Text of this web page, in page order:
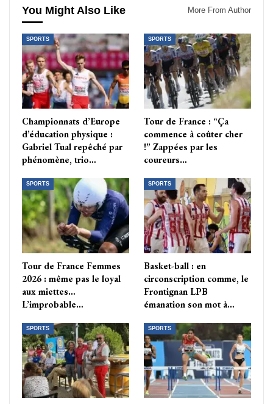
You Might Also Like More From Author
SPORTS
Championnats d’Europe
d’éducation physique :
Gabriel Tual repêché par
phénomène, trio…
SPORTS
Tour de France : “Ça
commence à coûter cher
!” Zappées par les
coureurs…
SPORTS
Tour de France Femmes
2026 : même pas le loyal
aux miettes…
L’improbable…
SPORTS
Basket-ball : en
circonscription comme, le
Frontignan LPB
émanation son mot à…
SPORTS SPORTS